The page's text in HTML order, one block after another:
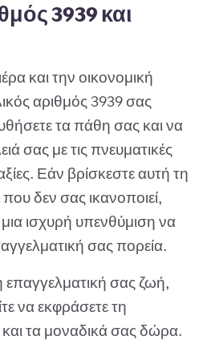
3939 και
και την οικονομική
αριθμός 3939 σας
τα πάθη σας και να
σας με τις πνευματικές
Εάν βρίσκεστε αυτή τη
δεν σας ικανοποιεί,
μια ισχυρή υπενθύμιση να
σας πορεία.
επαγγελματική σας ζωή,
να εκφράσετε τη
τα μοναδικά σας δώρα.